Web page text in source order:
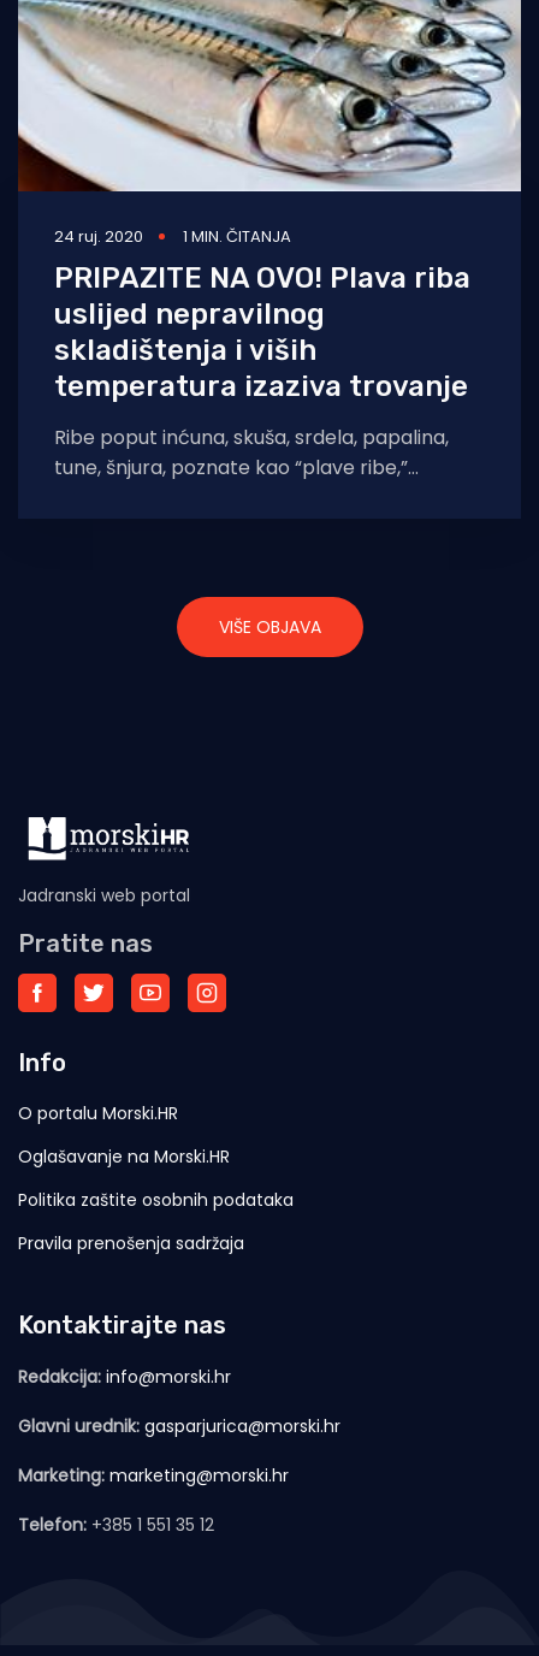
24 ruj. 2020 1 MIN. ČITANJA
PRIPAZITE NA OVO! Plava riba
uslijed nepravilnog
skladištenja i viših
temperatura izaziva trovanje
Ribe poput inćuna, skuša, srdela, papalina,
tune, šnjura, poznate kao “plave ribe,”
godine,
VIŠE OBJAVA
Jadranski web portal
Pratite nas
Info
O portalu Morski.HR
Oglašavanje na Morski.HR
Politika zaštite osobnih podataka
Pravila prenošenja sadržaja
Kontaktirajte nas
Redakcija: info@morski.hr
Glavni urednik: gasparjurica@morski.hr
Marketing: marketing@morski.hr
Telefon: +385 1 551 35 12